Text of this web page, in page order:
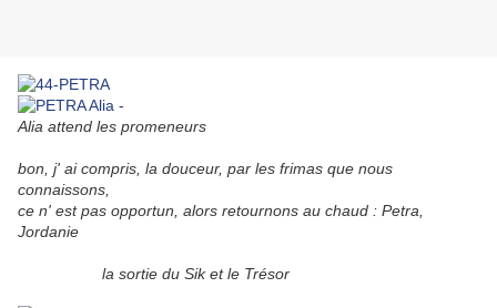
Alia attend les promeneurs
bon, j' ai compris, la douceur, par les frimas que nous
connaissons,
ce n' est pas opportun, alors retournons au chaud : Petra,
Jordanie
la sortie du Sik et le Trésor